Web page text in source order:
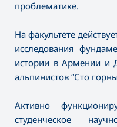
проблематике.
На факультете
исследования
истории в Армении и
альпинистов “Сто
Активно
студенческое